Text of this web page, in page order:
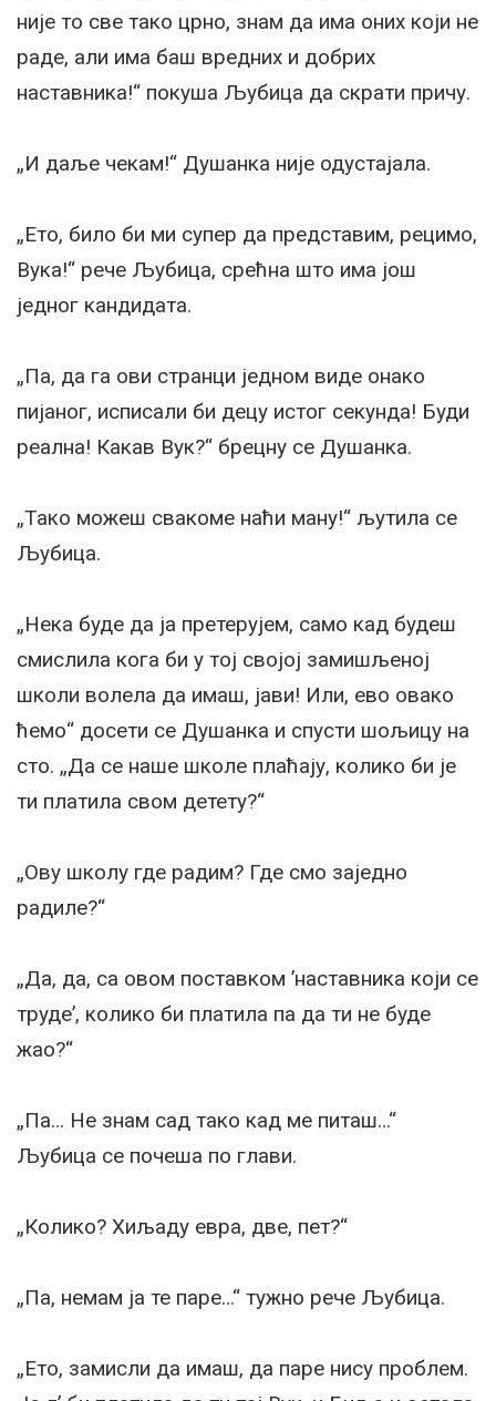
није то све тако црно, знам да има оних који не
раде, али има баш вредних и добрих
наставника!“ покуша Љубица да скрати причу.
„И даље чекам!“ Душанка није одустајала.
„Ето, било би ми супер да представим, рецимо,
Вука!“ рече Љубица, срећна што има још
једног кандидата.
„Па, да га ови странци једном виде онако
пијаног, исписали би децу истог секунда! Буди
реална! Какав Вук?“ брецну се Душанка.
„Тако можеш свакоме наћи ману!“ љутила се
Љубица.
„Нека буде да ја претерујем, само кад будеш
смислила кога би у тој својој замишљеној
школи волела да имаш, јави! Или, ево овако
ћемо“ досети се Душанка и спусти шољицу на
сто. „Да се наше школе плаћају, колико би је
ти платила свом детету?“
„Ову школу где радим? Где смо заједно
радиле?“
„Да, да, са овом поставком ’наставника који се
труде’, колико би платила па да ти не буде
жао?“
„Па… Не знам сад тако кад ме питаш…“
Љубица се почеша по глави.
„Колико? Хиљаду евра, две, пет?“
„Па, немам ја те паре…“ тужно рече Љубица.
„Ето, замисли да имаш, да паре нису проблем.